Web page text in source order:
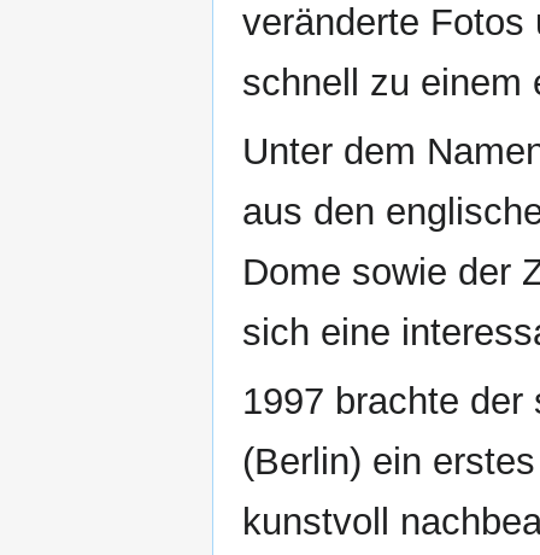
veränderte Fotos
schnell zu einem
Unter dem
aus den
Dome sowie der
sich eine
1997 brachte
(Berlin) ein
kunstvoll